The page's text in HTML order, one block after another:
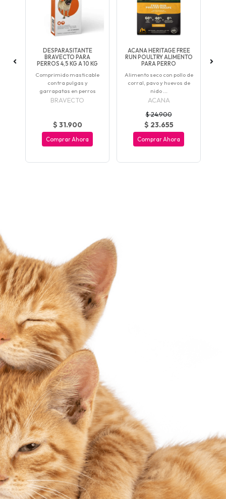
DESPARASITANTE
BRAVECTO PARA
PERROS 4,5 KG A 10 KG
Comprimido masticable
contra pulgas y
garrapatas en perros
BRAVECTO
$ 31.900
Comprar Ahora
ACANA HERITAGE FREE
RUN POULTRY ALIMENTO
PARA PERRO
Alimento seco con pollo de
corral, pavo y huevos de
nido ...
ACANA
$ 24.900
$ 23.655
Comprar Ahora